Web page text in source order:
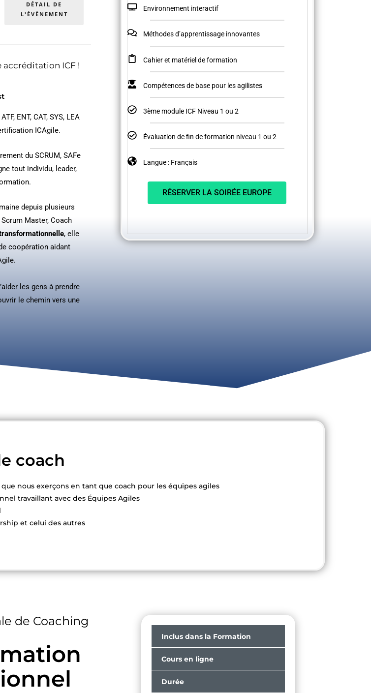
DÉTAIL DE
L'ÉVÉNEMENT
ICF !
ENT, CAT, SYS, LEA
ICAgile.
du SCRUM, SAFe
tout individu, leader,
depuis plusieurs
Master, Coach
, elle
coopération aidant
les gens à prendre
le chemin vers une
Environnement interactif
Méthodes d’apprentissage innovantes
Cahier et matériel de formation
Compétences de base pour les agilistes
3ème module ICF Niveau 1 ou 2
Évaluation de fin de formation niveau 1 ou 2
Langue : Français
RÉSERVER LA SOIRÉE EUROPE
coach
nous exerçons en tant que coach pour les équipes agiles
travaillant avec des Équipes Agiles
et celui des autres
de Coaching
Inclus dans la Formation
Cours en ligne
Durée